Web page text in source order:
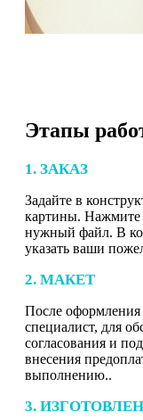
Этапы
1. ЗАКАЗ
Задайте в
картины. Нажмите
нужный файл. В
указать ваши
2. МАКЕТ
После оформления
специалист, для
согласования и
внесения
выполнению..
3.